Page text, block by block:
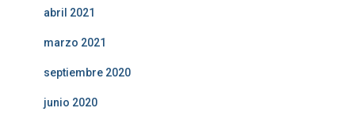
abril 2021
marzo 2021
septiembre 2020
junio 2020